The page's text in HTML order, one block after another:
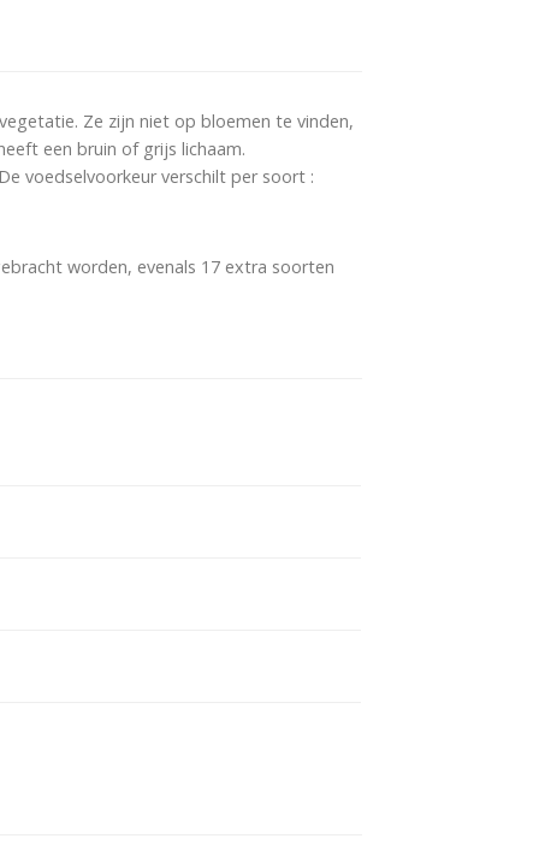
Ze zijn niet op bloemen te vinden,
een bruin of grijs lichaam.
voedselvoorkeur verschilt per soort :
worden, evenals 17 extra soorten